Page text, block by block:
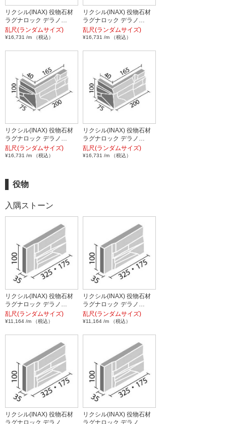
リクシル(INAX) 役物石材
ラグナロック デラノ…
乱尺(ランダムサイズ)
¥16,731 /m （税込）
リクシル(INAX) 役物石材
ラグナロック デラノ…
乱尺(ランダムサイズ)
¥16,731 /m （税込）
リクシル(INAX) 役物石材
ラグナロック デラノ…
乱尺(ランダムサイズ)
¥16,731 /m （税込）
リクシル(INAX) 役物石材
ラグナロック デラノ…
乱尺(ランダムサイズ)
¥16,731 /m （税込）
役物
入隅ストーン
リクシル(INAX) 役物石材
ラグナロック デラノ…
乱尺(ランダムサイズ)
¥11,164 /m （税込）
リクシル(INAX) 役物石材
ラグナロック デラノ…
乱尺(ランダムサイズ)
¥11,164 /m （税込）
リクシル(INAX) 役物石材
ラグナロック デラノ…
リクシル(INAX) 役物石材
ラグナロック デラノ…